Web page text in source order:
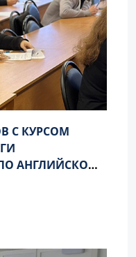
С КУРСОМ
АНГЛИЙСКОМУ